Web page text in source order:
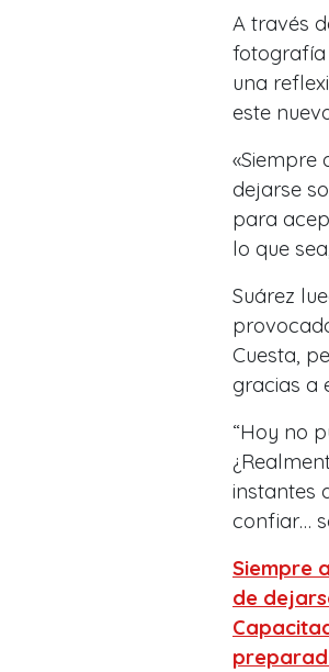
A través
fotografía
una
este
«Siempre
dejarse
para
lo que
Suárez
Cuesta,
gracias a
“Hoy no
instantes
confiar…
Siempre
de